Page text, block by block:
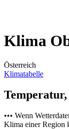
Klima
Österreich
Klimatabelle
Temperatur,
••• Wenn
Klima einer Region